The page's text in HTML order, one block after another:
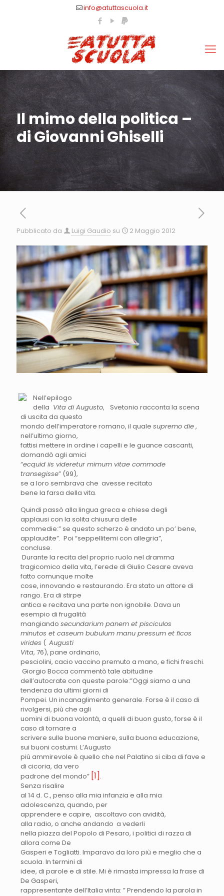
info@atuttascuola.it
Il mimo della politica –
di Giovanni Ghiselli
Pubblicato da Luigi Gaudio su 2 Maggio 2012
Nell’epilogo
della Vita di Augusto,
Svetonio racconta la scena
di uscita da questo
mondo dell’imperatore romano, il quale supremo die,
nell’ultimo giorno,
fattisi mettere in ordine i capelli e le guance cascanti,
domandò agli amici
“ecquid iis videretur mimum vitae commode
transegisse” (99),
se a loro sembrava che avesse recitato
bene la farsa della vita.
Quindi passò alla lingua greca e chiese degli
applausi con la solita chiusura delle
commedie:” se questo scherzo è andato un po’ bene,
applaudite”. Poi “seppellitemi con allegria”,
concluse.
Durante la recita del proprio ruolo nel dramma
tragicomico della vita, l’erede di Giulio Cesare aveva
fatto comunque molte
cose, innovando e restaurando. Era stato un attore di
rango. Era di stirpe
antica e recitava una parte non ignobile. Dava un
esempio di frugalità
mangiando secundarium panem et pisciculos
minutos et caseum bubulum manu pressum et ficos
virides ( Augusti
Vita, 76), pane ordinario,
pesciolini, cacio vaccino premuto a mano, e fichi freschi.
Giorgio Bocca commentò tale abitudine
dell’autocrate con queste parole:”Oggi siamo a una
tendenza da ultimi giorni di
Pompei. Un incanaglimento generale. Forse è il caso di
rivolgersi, più che agli
uomini di buona volontà, a quelli di buon gusto, forse è il
caso di tornare a
scrivere sulle buone maniere, sulla buona educazione,
sui buoni costumi. L’Augusto
più ammirevole è quello che nel Palatino si ciba di fave e
di cicoria, da vero
padrone del mondo” [1] .
Senza risalire
al 14 d. C., penso alla mia infanzia e alla mia
adolescenza, quando, per
apprendere e capire, ascoltavo con avidità,
alla radio, o anche andando a vederli
nella piazza del Popolo di Pesaro, i politici di razza di
allora come De
Gasperi e Togliatti. Imparavo da loro più e meglio che a
scuola. In termini di
idee, di parole e di stile. Mi è rimasta impressa la frase di
De Gasperi,
rappresentante dell’Italia vinta: ”Prendendo la parola in